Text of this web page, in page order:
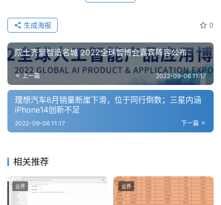
来
医
疗
智
能
驾
驶
城
更
注册
0
生成海报
院士齐聚智造名城 2022全球智博会嘉宾阵容公布
上一篇 2022-09-06 11:17
理想汽车8月销量断崖下滑，位于同行倒数；三星内涵
iPhone14创新不足
下一篇
2022-09-06 11:17
相关推荐
业界 业界